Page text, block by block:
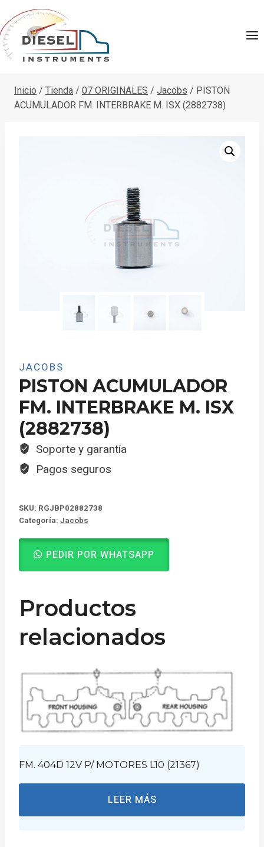
Saltar
al
contenido
Inicio / Tienda / 07 ORIGINALES / Jacobs / PISTON
ACUMULADOR FM. INTERBRAKE M. ISX (2882738)
JACOBS
PISTON ACUMULADOR
FM. INTERBRAKE M. ISX
(2882738)
Soporte y garantía
Pagos seguros
SKU: RGJBP02882738
Categoría: Jacobs
PEDIR POR WHATSAPP
Productos
relacionados
FM. 404D 12V P/ MOTORES L10 (21367)
LEER MÁS